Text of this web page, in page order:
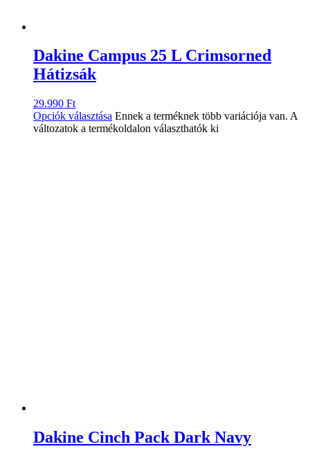
Dakine Campus 25 L Crimsorned
Hátizsák
29.990 Ft
Opciók választása Ennek a terméknek több variációja van. A
változatok a termékoldalon választhatók ki
Dakine Cinch Pack Dark Navy